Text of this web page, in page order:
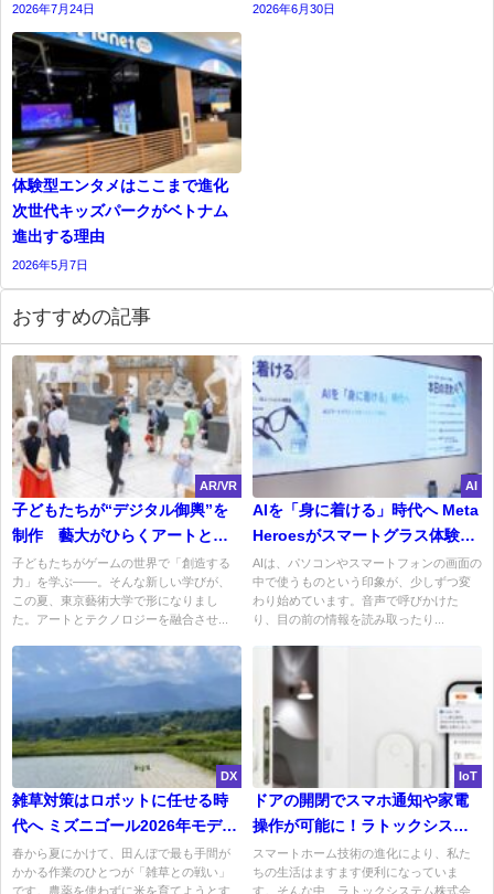
2026年7月24日 2026年6月30日
体験型エンタメはここまで進化
次世代キッズパークがベトナム
進出する理由
2026年5月7日
おすすめの記事
AR/VR
子どもたちが“デジタル御輿”を
制作 藝大がひらくアートとテ
クノロジーの学び
子どもたちがゲームの世界で「創造する
力」を学ぶ――。そんな新しい学びが、
この夏、東京藝術大学で形になりまし
た。アートとテクノロジーを融合させ...
AI
AIを「身に着ける」時代へ Meta
Heroesがスマートグラス体験会
を開催
AIは、パソコンやスマートフォンの画面の
中で使うものという印象が、少しずつ変
わり始めています。音声で呼びかけた
り、目の前の情報を読み取ったり...
DX
雑草対策はロボットに任せる時
代へ ミズニゴール2026年モデル
が描く農業の未来
春から夏にかけて、田んぼで最も手間が
かかる作業のひとつが「雑草との戦い」
です。農薬を使わずに米を育てようとす
IoT
ドアの開閉でスマホ通知や家電
操作が可能に！ラトックシステ
ム、新開閉センサーを発売
スマートホーム技術の進化により、私た
ちの生活はますます便利になっていま
す。そんな中、ラトックシステム株式会